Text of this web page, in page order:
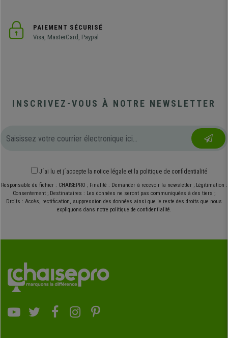
PAIEMENT SÉCURISÉ
Visa, MasterCard, Paypal
INSCRIVEZ-VOUS À NOTRE NEWSLETTER
J´ai lu et j´accepte la notice légale et la politique de confidentialité
Responsable du fichier : CHAISEPRO ; Finalité : Demander à recevoir la newsletter ; Légitimation :
Consentement ; Destinataires : Les données ne seront pas communiquées à des tiers ;
Droits : Accès, rectification, suppression des données ainsi que le reste des droits que nous
expliquons dans notre politique de confidentialité.